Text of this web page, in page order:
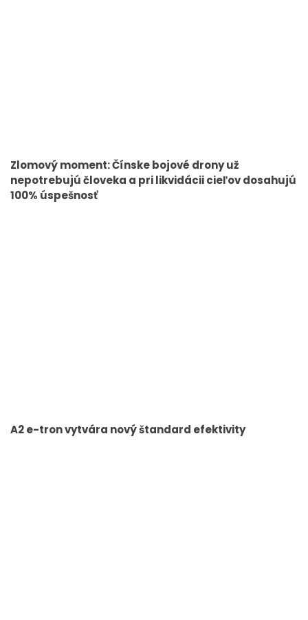
Zlomový moment: Čínske bojové drony už
nepotrebujú človeka a pri likvidácii cieľov dosahujú
100% úspešnosť
A2 e-tron vytvára nový štandard efektivity